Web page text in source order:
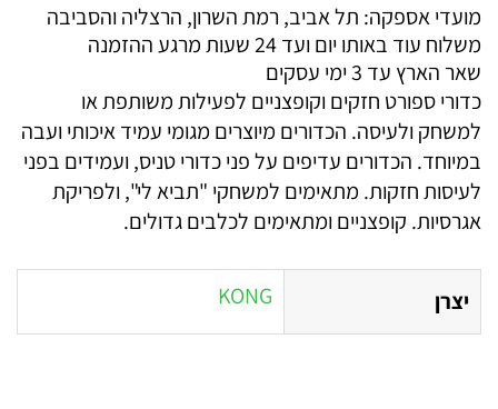
זוג
כדורי
ספורט
מועדי אספקה: תל אביב, רמת השרון, הרצליה והסביבה
משלוח עוד באותו יום ועד 24 שעות מרגע ההזמנה
שאר הארץ עד 3 ימי עסקים
כדורי ספורט חזקים וקופצניים לפעילות משותפת או
למשחק ולעיסה. הכדורים מיוצרים מגומי עמיד איכותי ועבה
במיוחד. הכדורים עדיפים על פני כדורי טניס, ועמידים בפני
לעיסות חזקות. מתאימים למשחקי "תביא לי", ולפריקת
אגרסיות. קופצניים ומתאימים לכלבים גדולים.
יצרן KONG